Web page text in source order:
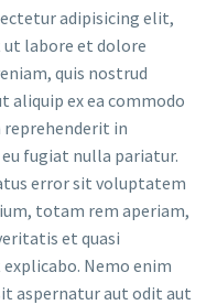
adipisicing elit,
ut labore et dolore
quis nostrud
ex ea commodo
reprehenderit in
fugiat nulla pariatur.
error sit voluptatem
totam rem aperiam,
et quasi
Nemo enim
aspernatur aut odit aut